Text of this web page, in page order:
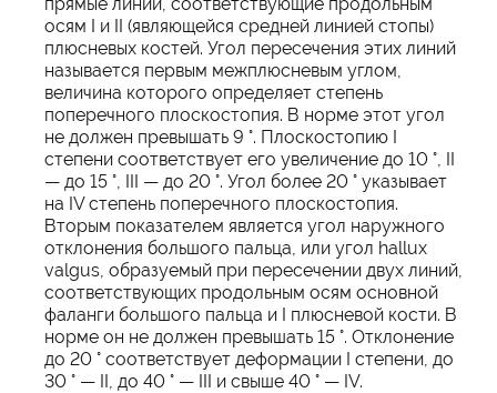
осям I и II (являющейся средней линией стопы)
плюсневых костей. Угол пересечения этих линий
называется первым межплюсневым углом,
величина которого определяет степень
поперечного плоскостопия. В норме этот угол
не должен превышать 9 °. Плоскостопию I
степени соответствует его увеличение до 10 °, II
— до 15 °, III — до 20 °. Угол более 20 ° указывает
на IV степень поперечного плоскостопия.
Вторым показателем является угол наружного
отклонения большого пальца, или угол hallux
valgus, образуемый при пересечении двух линий,
соответствующих продольным осям основной
фаланги большого пальца и I плюсневой кости. В
норме он не должен превышать 15 °. Отклонение
до 20 ° соответствует деформации I степени, до
30 ° — II, до 40 ° — III и свыше 40 ° — IV.